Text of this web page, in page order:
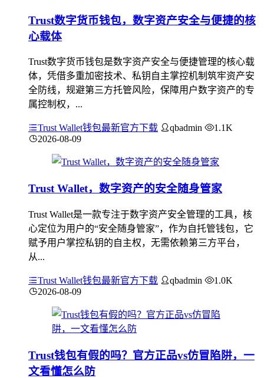
Trust数字货币钱包，数字资产安全与便捷的核
心载体
Trust数字货币钱包是数字资产安全与便捷管理的核心载
体，凭借多重加密技术、私钥自主掌控机制筑牢资产安
全防线，规避第三方托管风险，保障用户数字资产的专
属控制权，...
Trust Wallet钱包最新官方下载 qbadmin
1.1K
2026-08-09
Trust Wallet，数字资产的安全随身管家
Trust Wallet是一款专注于数字资产安全管理的工具，核
心定位为用户的“安全随身管家”，作为自托管钱包，它
赋予用户掌控私钥的自主权，无需依赖第三方平台，
从...
Trust Wallet钱包最新官方下载 qbadmin
1.0K
2026-08-09
Trust钱包有假的吗？官方正品vs仿冒陷阱，一
文看懂怎么防